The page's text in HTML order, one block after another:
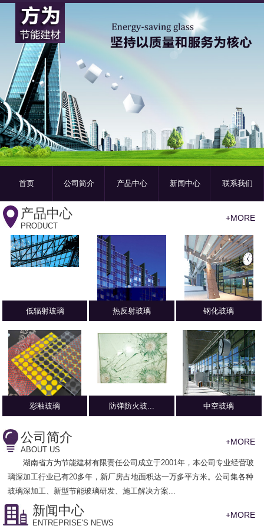
首页 公司简介 产品中心 新闻中心 联系我们
产品中心
PRODUCT
+MORE
低辐射玻璃 热反射玻璃 钢化玻璃
彩釉玻璃 防弹防火玻... 中空玻璃
公司简介
ABOUT US
+MORE
湖南省方为节能建材有限责任公司 成立于2001年，本公司专业经营玻
璃深加工行业已有20多年，新厂房占地面积达一万多平方米。公司集各种
玻璃深加工、新型节能玻璃研发、施工解决方案...
新闻中心
ENTREPRISE'S NEWS
+MORE